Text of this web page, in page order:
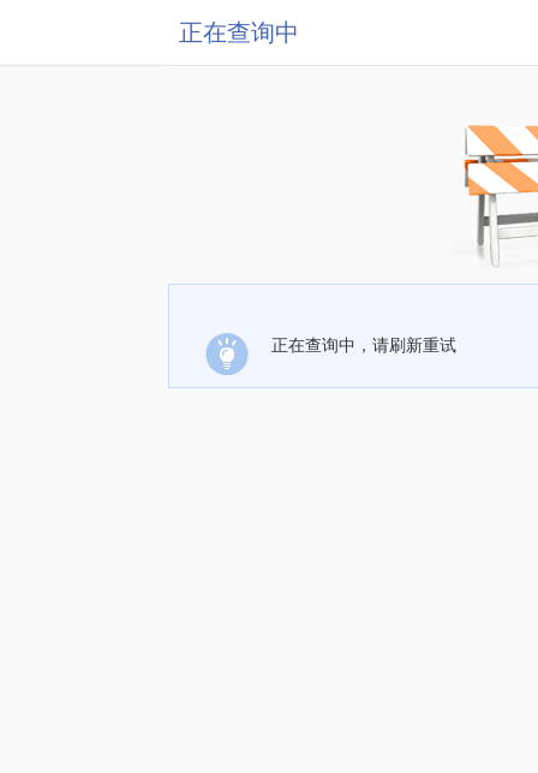
正在查询中
正在查询中，请刷新重试